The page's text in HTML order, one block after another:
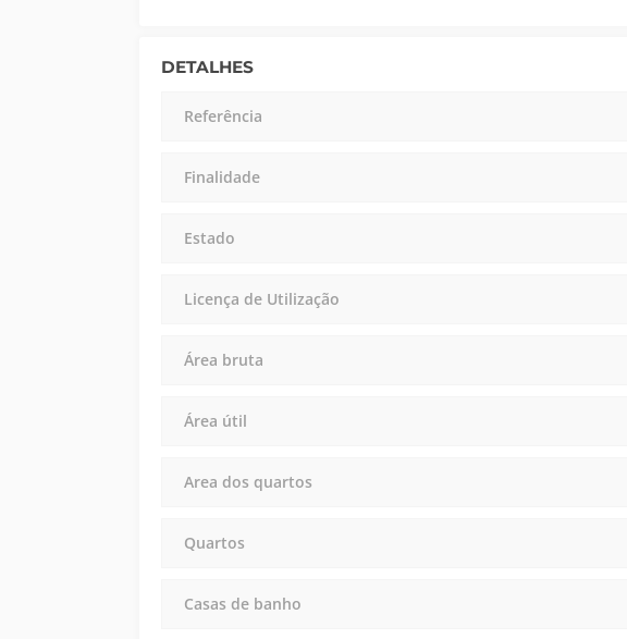
DETALHES
Referência
Finalidade
Estado
Licença de Utilização
Área bruta
Área útil
Area dos quartos
Quartos
Casas de banho